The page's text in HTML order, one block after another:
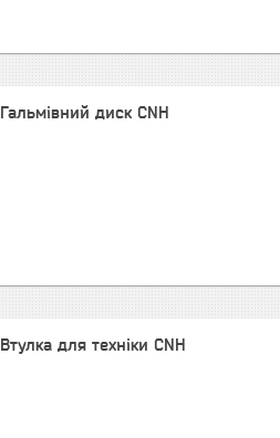
Гальмівний диск CNH
Втулка для техніки CNH